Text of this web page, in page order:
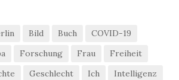
Bild Buch
COVID-19
Forschung Frau
Freiheit
Geschlecht Ich
Intelligenz